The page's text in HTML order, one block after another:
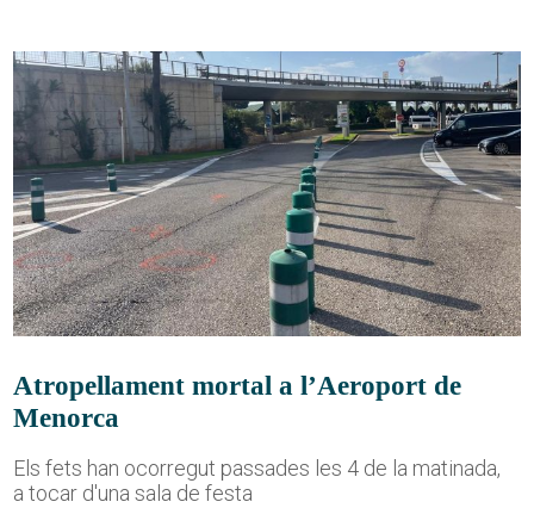
Atropellament mortal a l’Aeroport de
Menorca
Els fets han ocorregut passades les 4 de la matinada,
a tocar d'una sala de festa